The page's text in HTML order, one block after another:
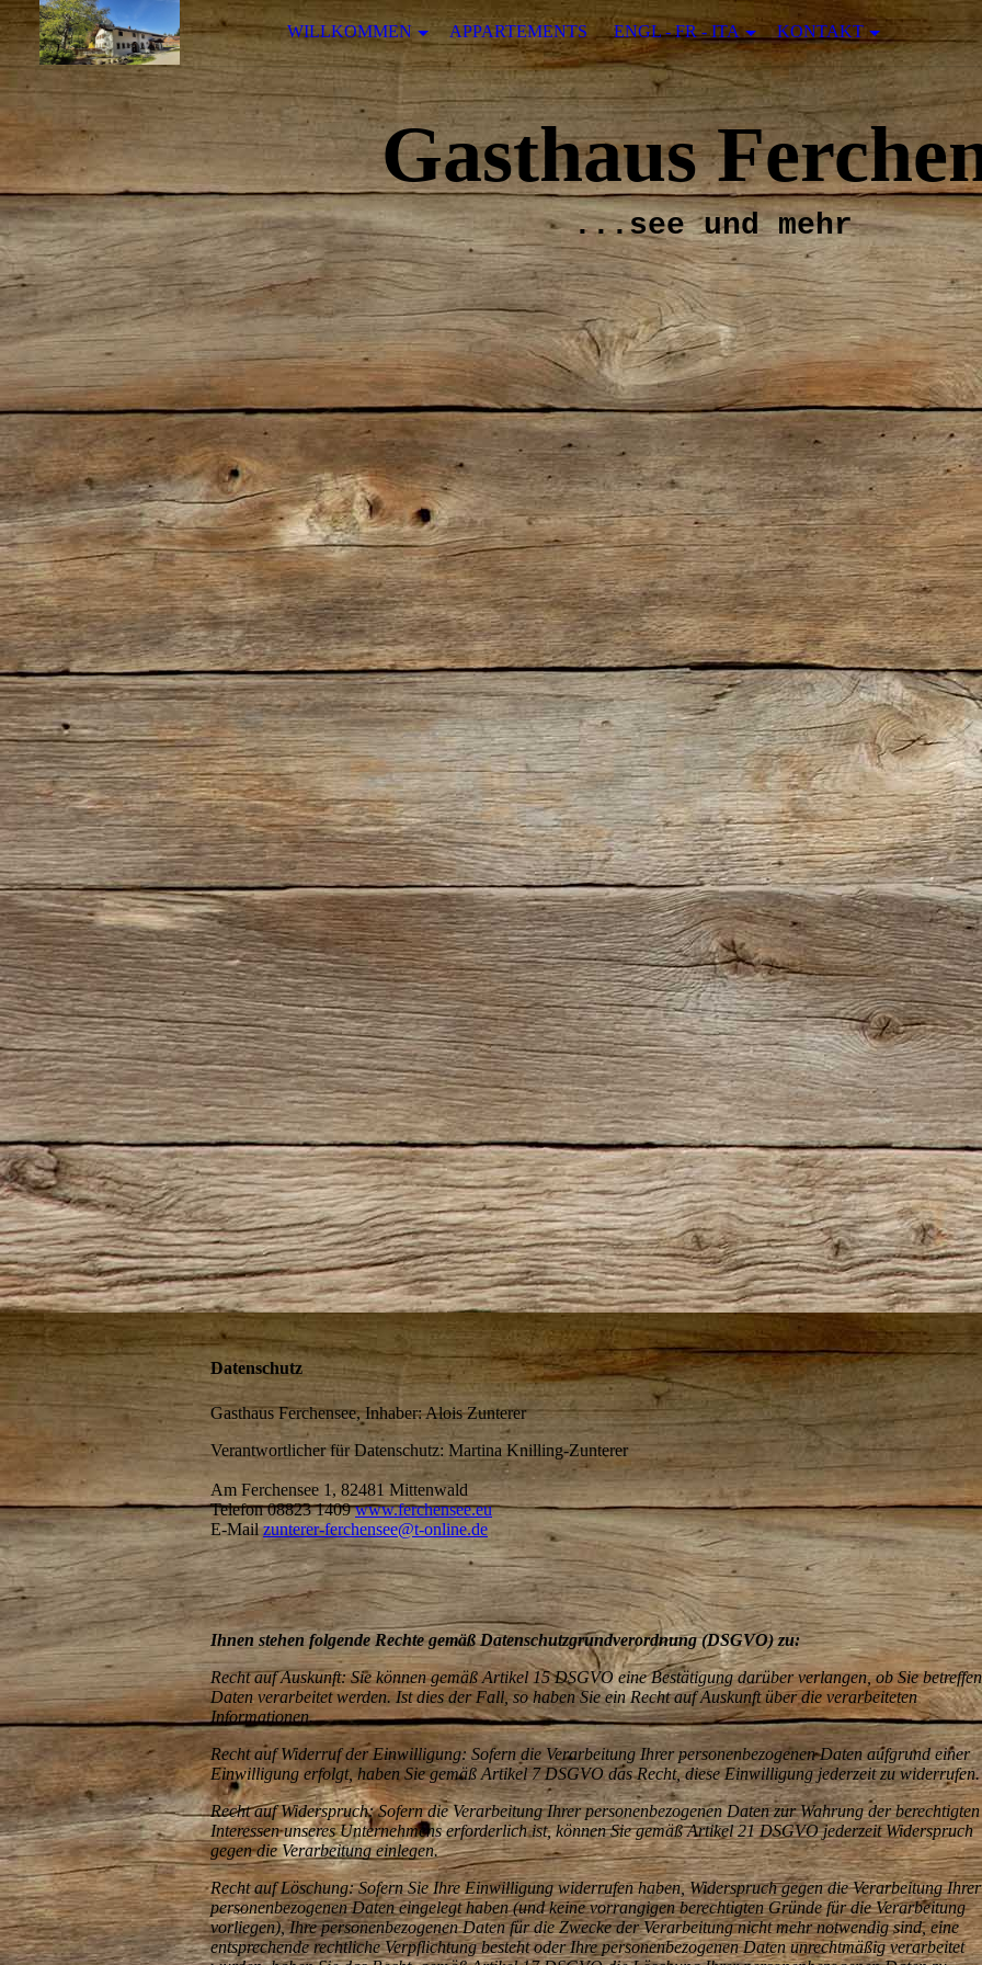
WILLKOMMEN APPARTEMENTS ENGL - FR - ITA KONTAKT
Gasthaus
...see und mehr
Datenschutz
Gasthaus Ferchensee, Inhaber: Alois Zunterer
Verantwortlicher für Datenschutz: Martina Knilling-Zunterer
Am Ferchensee 1, 82481 Mittenwald
Telefon 08823 1409www.ferchensee.eu
E-Mailzunterer-ferchensee@t-online.de
Ihnen stehen folgende Rechte gemäß Datenschutzgrundverordnung (DSGVO) zu:
Recht auf Auskunft: Sie können gemäß Artikel 15 DSGVO eine Bestätigung darüber verlangen, ob Sie
Daten verarbeitet werden. Ist dies der Fall, so haben Sie ein Recht auf Auskunft über die verarbeiteten
Informationen.
Recht auf Widerruf der Einwilligung: Sofern die Verarbeitung Ihrer personenbezogenen Daten aufgrund einer
Einwilligung erfolgt, haben Sie gemäß Artikel 7 DSGVO das Recht, diese Einwilligung jederzeit zu
Recht auf Widerspruch: Sofern die Verarbeitung Ihrer personenbezogenen Daten zur Wahrung der berechtigten
Interessen unseres Unternehmens erforderlich ist, können Sie gemäß Artikel 21 DSGVO jederzeit Widerspruch
gegen die Verarbeitung einlegen.
Recht auf Löschung: Sofern Sie Ihre Einwilligung widerrufen haben, Widerspruch gegen die Verarbeitung Ihrer
personenbezogenen Daten eingelegt haben (und keine vorrangigen berechtigten Gründe für die Verarbeitung
vorliegen), Ihre personenbezogenen Daten für die Zwecke der Verarbeitung nicht mehr notwendig sind, eine
entsprechende rechtliche Verpflichtung besteht oder Ihre personenbezogenen Daten unrechtmäßig verarbeitet